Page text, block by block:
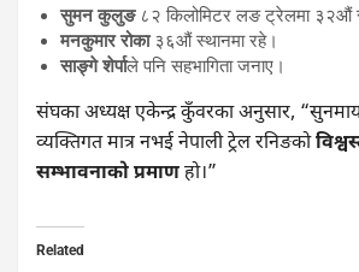
सुमन कुलुङ८२ किलोमिटर लङ ट्रेलमा ३२औं
मनकुमार रोका३६औं स्थानमा रहे।
साङ्गे शेर्पाले पनि सहभागिता जनाए।
संघका अध्यक्ष एकेन्द्र कुँवरका अनुसार,
व्यक्तिगत मात्र नभई नेपाली ट्रेल रनिङको
सम्भावनाको प्रमाणहो।”
Related